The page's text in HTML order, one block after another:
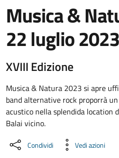
Musica &
22 luglio 2023
Dettaglio
XVIII Edizione
Musica & Natura 2023 si apre
band alternative rock proporrà
acustico nella splendida location
Balai vicino.
Condividi Vedi azioni